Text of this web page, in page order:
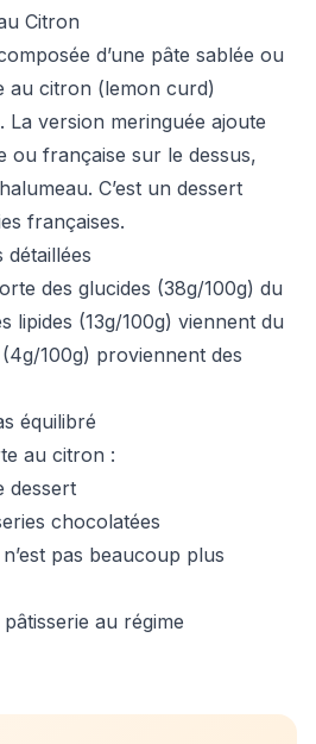
Citron
d’une pâte sablée ou
au citron (lemon curd)
La version meringuée ajoute
ou française sur le dessus,
C’est un dessert
françaises.
des glucides (38g/100g) du
lipides (13g/100g) viennent du
100g) proviennent des
équilibré
au citron :
dessert
chocolatées
pas beaucoup plus
au régime